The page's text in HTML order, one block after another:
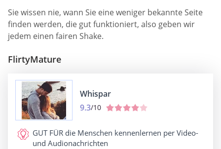
Sie wissen nie, wann Sie eine weniger bekannte Seite
finden werden, die gut funktioniert, also geben wir
jedem einen fairen Shake.
FlirtyMature
Whispar
9.3/10
GUT FÜR die Menschen kennenlernen per Video-
und Audionachrichten